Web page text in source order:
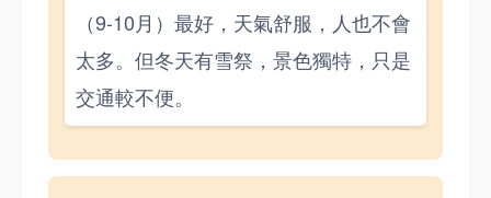
（9-10月）最好，天氣舒服，人也不會
太多。但冬天有雪祭，景色獨特，只是
交通較不便。